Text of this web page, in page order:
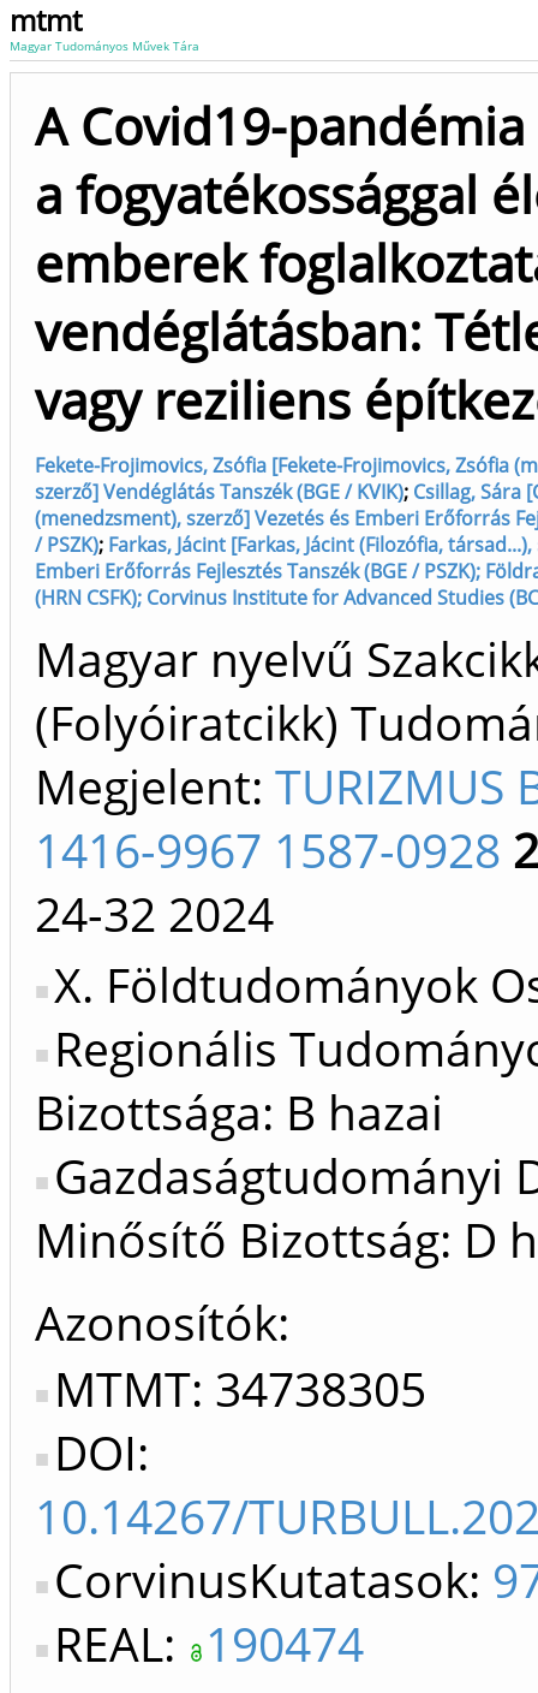
mtmt
Magyar Tudományos Művek Tára
A Covid19-
a fogyatékossággal
emberek
vendéglátásban:
vagy reziliens
Fekete-Frojimovics, Zsófia [Fekete-Frojimovics, Zsófia
szerző] Vendéglátás Tanszék (BGE / KVIK); Csillag, Sára
(menedzsment), szerző] Vezetés és Emberi Erőforrás
/ PSZK); Farkas, Jácint [Farkas, Jácint (Filozófia,
Emberi Erőforrás Fejlesztés Tanszék (BGE / PSZK);
(HRN CSFK); Corvinus Institute for Advanced Studies
Magyar nyelvű
(Folyóiratcikk)
Megjelent: TURIZMUS
1416-9967 1587-0928
24-32 2024
X. Földtudományok
Regionális
Bizottsága: B hazai
Gazdaságtudományi
Minősítő Bizottság: D
Azonosítók
MTMT: 34738305
DOI:
10.14267/
CorvinusKutatasok:
REAL: 190474